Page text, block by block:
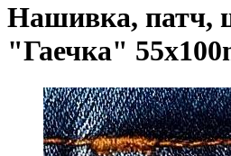
Нашивка, патч,
"Гаечка"